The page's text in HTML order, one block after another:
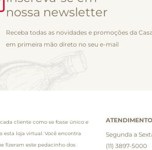
nossa newsletter
Receba todas as novidades e promoções da
em primeira mão direto no seu e-mail
cliente como se fosse único e
esta loja virtual. Você encontra
fizeram este pedacinho dos
Segunda a
(11) 3897-5000